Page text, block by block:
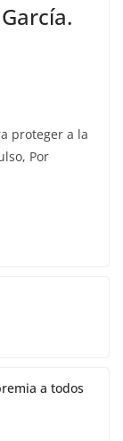
m
proteger a la
Por
a todos